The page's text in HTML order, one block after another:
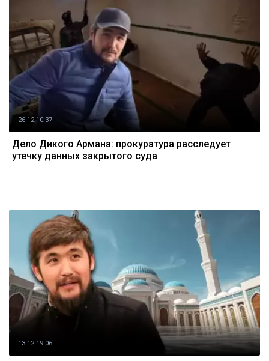
26.12 10:37
Дело Дикого Армана: прокуратура расследует
утечку данных закрытого суда
13.12 19:06